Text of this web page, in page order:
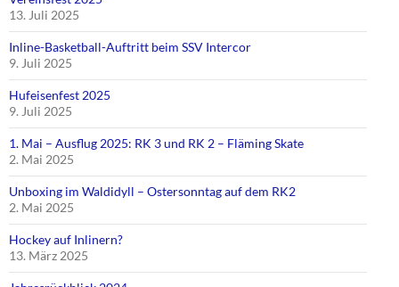
13. Juli 2025
Inline-Basketball-Auftritt beim SSV Intercor
9. Juli 2025
Hufeisenfest 2025
9. Juli 2025
1. Mai – Ausflug 2025: RK 3 und RK 2 – Fläming Skate
2. Mai 2025
Unboxing im Waldidyll – Ostersonntag auf dem RK2
2. Mai 2025
Hockey auf Inlinern?
13. März 2025